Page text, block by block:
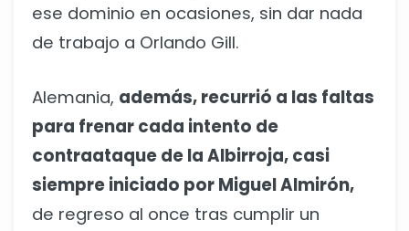
ese dominio en ocasiones, sin dar nada
de trabajo a Orlando Gill.
Alemania, además, recurrió a las faltas
para frenar cada intento de
contraataque de la Albirroja, casi
siempre iniciado por Miguel Almirón,
de regreso al once tras cumplir un